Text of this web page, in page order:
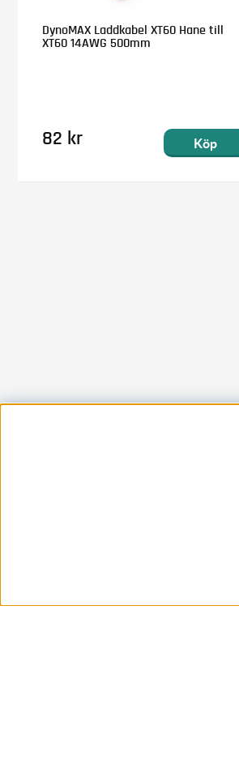
DynoMAX Laddkabel XT60 Hane till
XT60 14AWG 500mm
82 kr Köp